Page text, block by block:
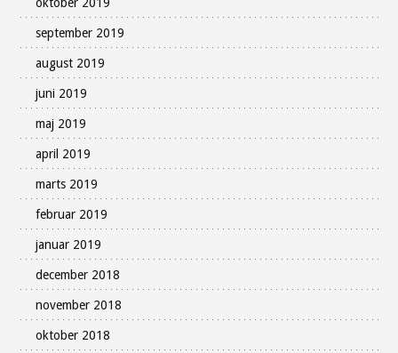
september 2019
august 2019
juni 2019
maj 2019
april 2019
marts 2019
februar 2019
januar 2019
december 2018
november 2018
oktober 2018